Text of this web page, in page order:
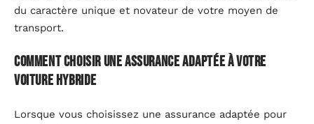
du caractère unique et novateur de votre moyen de
transport.
Comment choisir une assurance adaptée à votre
voiture hybride
Lorsque vous choisissez une assurance adaptée pour